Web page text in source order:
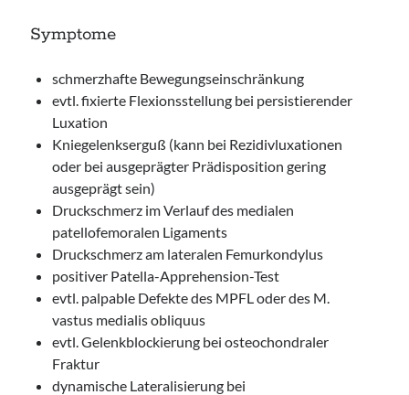
Symptome
schmerzhafte Bewegungseinschränkung
evtl. fixierte Flexionsstellung bei persistierender
Luxation
Kniegelenkserguß (kann bei Rezidivluxationen
oder bei ausgeprägter Prädisposition gering
ausgeprägt sein)
Druckschmerz im Verlauf des medialen
patellofemoralen Ligaments
Druckschmerz am lateralen Femurkondylus
positiver Patella-Apprehension-Test
evtl. palpable Defekte des MPFL oder des M.
vastus medialis obliquus
evtl. Gelenkblockierung bei osteochondraler
Fraktur
dynamische Lateralisierung bei